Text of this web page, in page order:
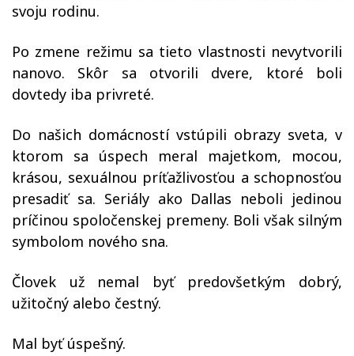
svoju rodinu.
Po zmene režimu sa tieto vlastnosti nevytvorili
nanovo. Skôr sa otvorili dvere, ktoré boli
dovtedy iba privreté.
Do našich domácností vstúpili obrazy sveta, v
ktorom sa úspech meral majetkom, mocou,
krásou, sexuálnou príťažlivosťou a schopnosťou
presadiť sa. Seriály ako Dallas neboli jedinou
príčinou spoločenskej premeny. Boli však silným
symbolom nového sna.
Človek už nemal byť predovšetkým dobrý,
užitočný alebo čestný.
Mal byť úspešný.